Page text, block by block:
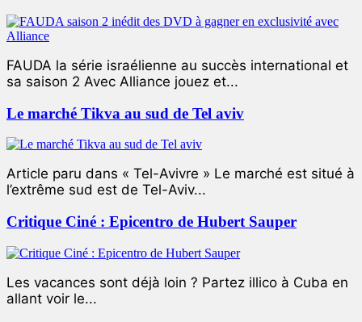
FAUDA la série israélienne au succès international et
sa saison 2 Avec Alliance jouez et...
Le marché Tikva au sud de Tel aviv
Article paru dans « Tel-Avivre » Le marché est situé à
l’extrême sud est de Tel-Aviv...
Critique Ciné : Epicentro de Hubert Sauper
Les vacances sont déjà loin ? Partez illico à Cuba en
allant voir le...